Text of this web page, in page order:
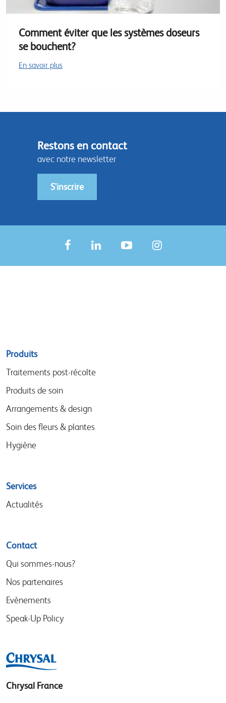
Comment éviter que les systèmes doseurs
se bouchent?
En savoir plus
Restons en contact
avec notre newsletter
S'inscrire
Sitemap
menu
Produits
Traitements post-récolte
Produits de soin
Arrangements & design
Soin des fleurs & plantes
Hygiène
Services
Actualités
Contact
Qui sommes-nous?
Nos partenaires
Evènements
Speak-Up Policy
Chrysal France